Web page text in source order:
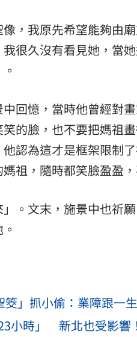
，我原先希望能夠由
很久沒有看見她，當
回憶，當時他曾經對
的臉，也不要把媽祖
認為這才是框架限制
祖，隨時都笑臉盈盈
」。文末，施景中也祈
筊」抓小偷：業障跟一
小時」 新北也受影響